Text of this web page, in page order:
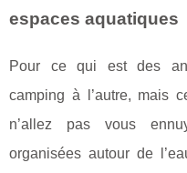
espaces aquatiques
Pour ce qui est des
camping à l’autre, mais
n’allez pas vous
organisées autour de